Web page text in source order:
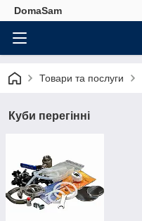
DomaSam
Товари та послуги
Куби перегінні